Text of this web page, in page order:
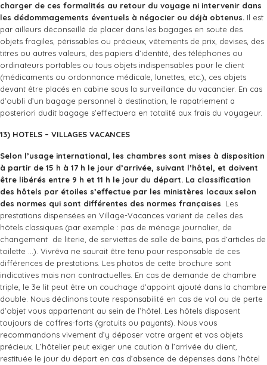
charger de ces formalités au retour du voyage ni intervenir dans
les dédommagements éventuels à négocier ou déjà obtenus. Il est
par ailleurs déconseillé de placer dans les bagages en soute des
objets fragiles, périssables ou précieux, vêtements de prix, devises, des
titres ou autres valeurs, des papiers d’identité, des téléphones ou
ordinateurs portables ou tous objets indispensables pour le client
(médicaments ou ordonnance médicale, lunettes, etc.), ces objets
devant être placés en cabine sous la surveillance du vacancier. En cas
d’oubli d’un bagage personnel à destination, le rapatriement a
posteriori dudit bagage s’effectuera en totalité aux frais du voyageur.
13) HOTELS – VILLAGES VACANCES
Selon l’usage international, les chambres sont mises à disposition
à partir de 15 h à 17 h le jour d’arrivée, suivant l’hôtel, et doivent
être libérés entre 9 h et 11 h le jour du départ. La classification
des hôtels par étoiles s’effectue par les ministères locaux selon
des normes qui sont différentes des normes françaises . Les
prestations dispensées en Village-Vacances varient de celles des
hôtels classiques (par exemple : pas de ménage journalier, de
changement de literie, de serviettes de salle de bains, pas d’articles de
toilette …). Vivrêva ne saurait être tenu pour responsable de ces
différences de prestations. Les photos de cette brochure sont
indicatives mais non contractuelles. En cas de demande de chambre
triple, le 3e lit peut être un couchage d’appoint ajouté dans la chambre
double. Nous déclinons toute responsabilité en cas de vol ou de perte
d’objet vous appartenant au sein de l’hôtel. Les hôtels disposent
toujours de coffres-forts (gratuits ou payants). Nous vous
recommandons vivement d’y déposer votre argent et vos objets
précieux. L’hôtelier peut exiger une caution à l’arrivée du client,
restituée le jour du départ en cas d’absence de dépenses dans l’hôtel